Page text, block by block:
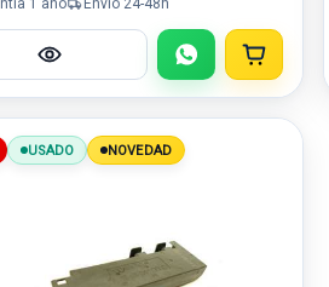
USADO NOVEDAD